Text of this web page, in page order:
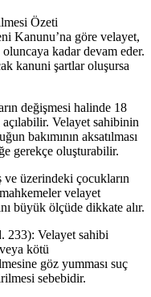
Özeti
Kanunu’na göre velayet,
kadar devam eder.
kanuni şartlar oluşursa
değişmesi halinde 18
Velayet sahibinin
bakımının aksatılması
gerekçe oluşturabilir.
üzerindeki çocukların
velayet
büyük ölçüde dikkate alır.
Velayet sahibi
kötü
göz yumması suç
sebebidir.